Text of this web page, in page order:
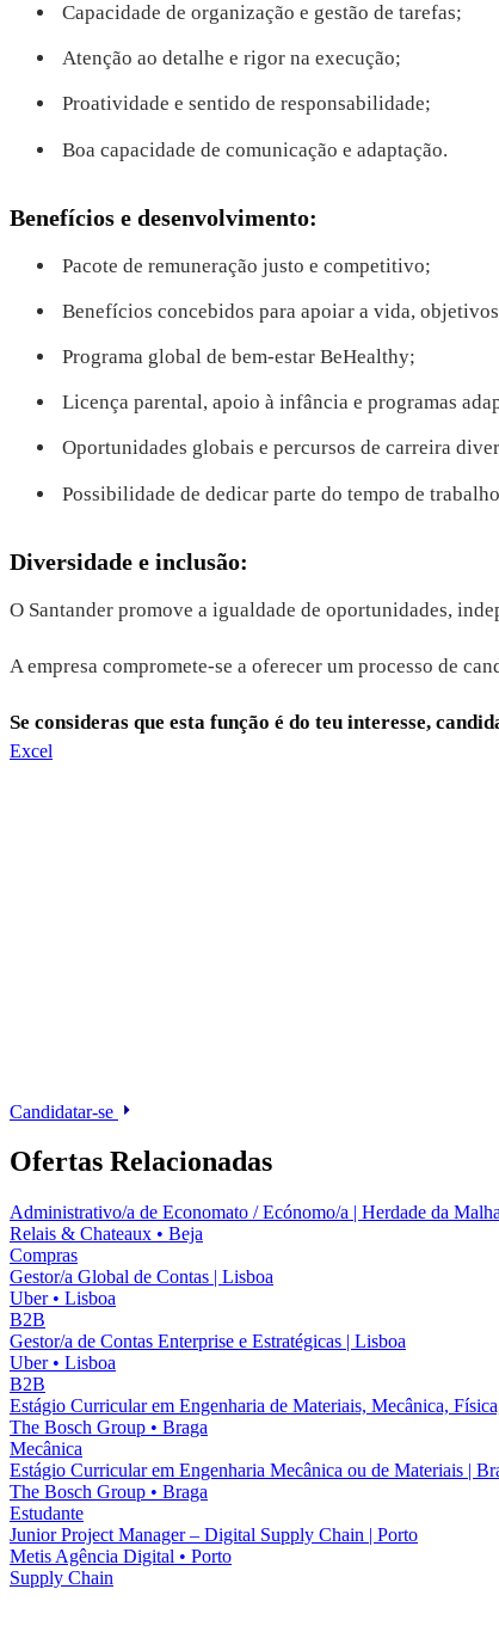
Capacidade de organização e gestão de tarefas;
Atenção ao detalhe e rigor na execução;
Proatividade e sentido de responsabilidade;
Boa capacidade de comunicação e adaptação.
Benefícios e desenvolvimento:
Pacote de remuneração justo e competitivo;
Benefícios concebidos para apoiar a vida,
Programa global de bem-estar BeHealthy;
Licença parental, apoio à infância e programas
Oportunidades globais e percursos de carreira
Possibilidade de dedicar parte do tempo de
Diversidade e inclusão:
O Santander promove a igualdade de oportunidades,
A empresa compromete-se a oferecer um processo de
Se consideras que esta função é do teu interesse,
Excel
Candidatar-se
Ofertas Relacionadas
Administrativo/a de Economato / Ecónomo/a | Herdade da
Relais & Chateaux • Beja
Compras
Gestor/a Global de Contas | Lisboa
Uber • Lisboa
B2B
Gestor/a de Contas Enterprise e Estratégicas | Lisboa
Uber • Lisboa
B2B
Estágio Curricular em Engenharia de Materiais, Mecânica,
The Bosch Group • Braga
Mecânica
Estágio Curricular em Engenharia Mecânica ou de Materiais |
The Bosch Group • Braga
Estudante
Junior Project Manager – Digital Supply Chain | Porto
Metis Agência Digital • Porto
Supply Chain